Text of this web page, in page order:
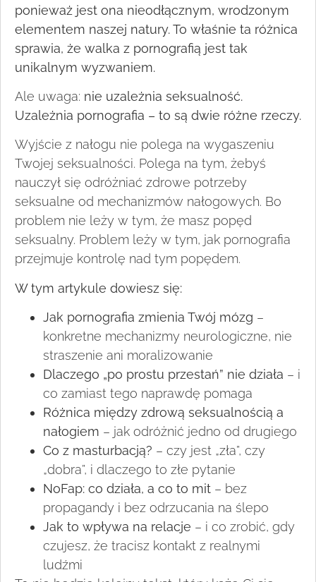
ponieważ jest ona nieodłącznym, wrodzonym
elementem naszej natury. To właśnie ta różnica
sprawia, że walka z pornografią jest tak
unikalnym wyzwaniem.
Ale uwaga: nie uzależnia seksualność.
Uzależnia pornografia – to są dwie różne rzeczy.
Wyjście z nałogu nie polega na wygaszeniu
Twojej seksualności. Polega na tym, żebyś
nauczył się odróżniać zdrowe potrzeby
seksualne od mechanizmów nałogowych. Bo
problem nie leży w tym, że masz popęd
seksualny. Problem leży w tym, jak pornografia
przejmuje kontrolę nad tym popędem.
W tym artykule dowiesz się:
Jak pornografia zmienia Twój mózg –
konkretne mechanizmy neurologiczne, nie
straszenie ani moralizowanie
Dlaczego „po prostu przestań” nie działa – i
co zamiast tego naprawdę pomaga
Różnica między zdrową seksualnością a
nałogiem – jak odróżnić jedno od drugiego
Co z masturbacją? – czy jest „zła”, czy
„dobra”, i dlaczego to złe pytanie
NoFap: co działa, a co to mit – bez
propagandy i bez odrzucania na ślepo
Jak to wpływa na relacje – i co zrobić, gdy
czujesz, że tracisz kontakt z realnymi
ludźmi